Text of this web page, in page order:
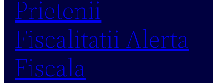
Prietenii
Fiscalitatii Alerta
Fiscala